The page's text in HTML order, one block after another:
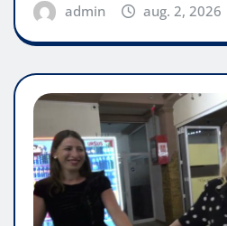
admin aug. 2, 2026